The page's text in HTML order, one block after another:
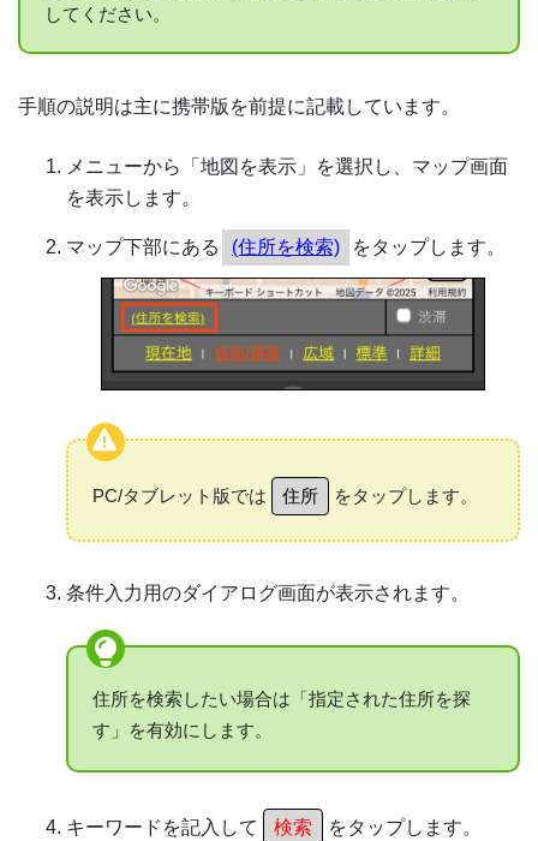
してください。
手順の説明は主に携帯版を前提に記載しています。
メニューから「地図を表示」を選択し、マップ画面
を表示します。
マップ下部にある (住所を検索) をタップします。
PC/タブレット版では 住所 をタップします。
条件入力用のダイアログ画面が表示されます。
住所を検索したい場合は「指定された住所を探
す」を有効にします。
キーワードを記入して 検索 をタップします。